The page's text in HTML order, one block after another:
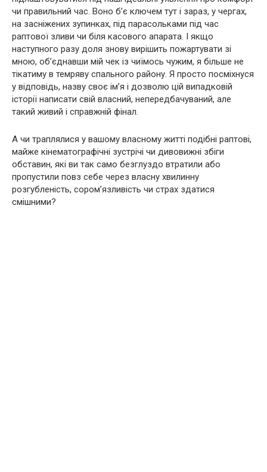
чи правильний час. Воно б’є ключем тут і зараз, у чергах,
на засніжених зупинках, під парасольками під час
раптової зливи чи біля касового апарата. І якщо
наступного разу доля знову вирішить пожартувати зі
мною, об’єднавши мій чек із чиїмось чужим, я більше не
тікатиму в темряву спального району. Я просто посміхнуся
у відповідь, назву своє ім’я і дозволю цій випадковій
історії написати свій власний, непередбачуваний, але
такий живий і справжній фінал.
А чи траплялися у вашому власному житті подібні раптові,
майже кінематографічні зустрічі чи дивовижні збіги
обставин, які ви так само безглуздо втратили або
пропустили повз себе через власну хвилинну
розгубленість, сором’язливість чи страх здатися
смішними?